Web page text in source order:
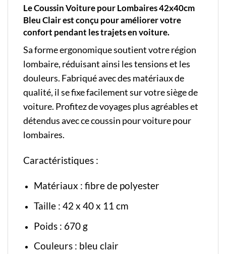
Le Coussin Voiture pour Lombaires 42x40cm
Bleu Clair est conçu pour améliorer votre
confort pendant les trajets en voiture.
Sa forme ergonomique soutient votre région
lombaire, réduisant ainsi les tensions et les
douleurs. Fabriqué avec des matériaux de
qualité, il se fixe facilement sur votre siège de
voiture. Profitez de voyages plus agréables et
détendus avec ce coussin pour voiture pour
lombaires.
Caractéristiques :
Matériaux : fibre de polyester
Taille : 42 x 40 x 11 cm
Poids : 670 g
Couleurs : bleu clair